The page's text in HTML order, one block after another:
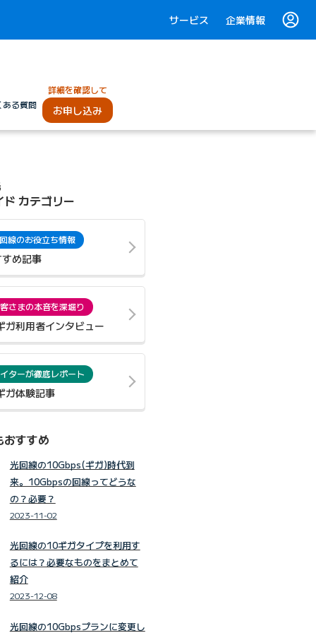
サービス 企業情報
ある質問
詳細を確認して
お申し込み
ド カテゴリー
線のお役立ち情報
め記事
さまの本音を深堀り
ガ利用者インタビュー
ターが徹底レポート
ガ体験記事
すすめ
光回線の10Gbps(ギガ)時代到
来。10Gbpsの回線ってどうな
の？必要？
2023-11-02
光回線の10ギガタイプを利用す
るには？必要なものをまとめて
紹介
2023-12-08
光回線の10Gbpsプランに変更し